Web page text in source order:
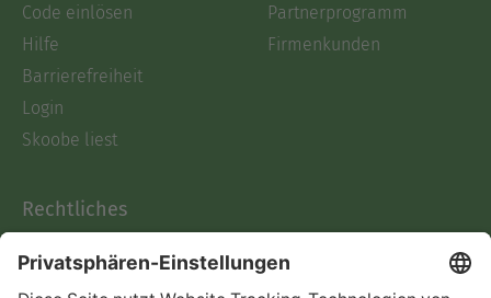
Code einlösen
Hilfe
Barrierefreiheit
Login
Skoobe liest
Partnerprogramm
Firmenkunden
Rechtliches
AGB